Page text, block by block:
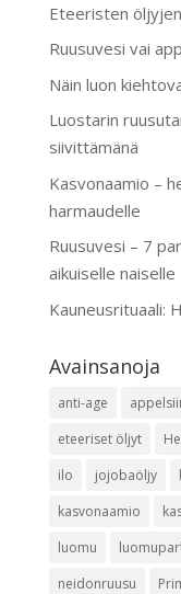
Eteeristen
Ruusuvesi vai
Näin luon
Luostarin
siivittämänä
Kasvonaamio –
harmaudelle
Ruusuvesi – 7
aikuiselle naiselle
Kauneusrituaali:
Avainsanoja
anti-age
eteeriset öljyt
ilo
jojobaöljy
kasvonaamio
luomu
neidonruusu